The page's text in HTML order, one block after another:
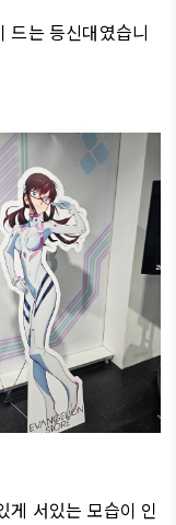
드는 등신대였습니
게 서있는 모습이 인